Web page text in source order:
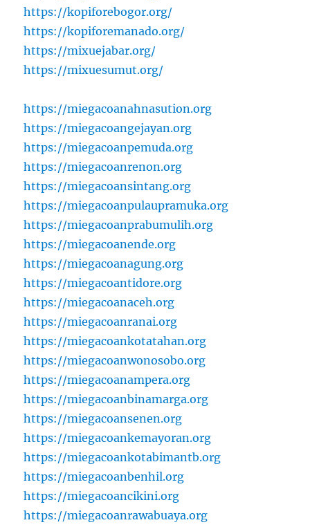
https://kopiforebogor.org/
https://kopiforemanado.org/
https://mixuejabar.org/
https://mixuesumut.org/
https://miegacoanahnasution.org
https://miegacoangejayan.org
https://miegacoanpemuda.org
https://miegacoanrenon.org
https://miegacoansintang.org
https://miegacoanpulaupramuka.org
https://miegacoanprabumulih.org
https://miegacoanende.org
https://miegacoanagung.org
https://miegacoantidore.org
https://miegacoanaceh.org
https://miegacoanranai.org
https://miegacoankotatahan.org
https://miegacoanwonosobo.org
https://miegacoanampera.org
https://miegacoanbinamarga.org
https://miegacoansenen.org
https://miegacoankemayoran.org
https://miegacoankotabimantb.org
https://miegacoanbenhil.org
https://miegacoancikini.org
https://miegacoanrawabuaya.org